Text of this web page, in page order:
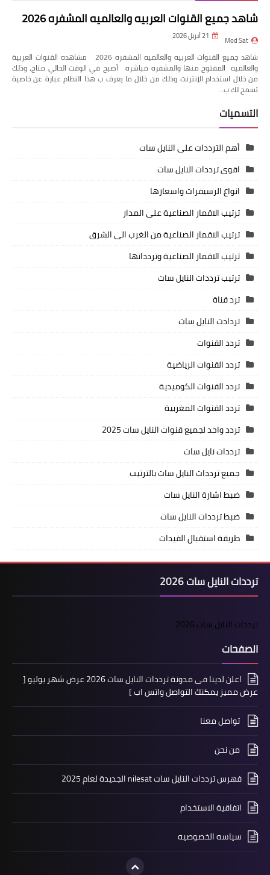
شاهد جميع القنوات العربيه والعالميه المشفره 2026
Mod Sat 21 أبريل 2026
شاهد جميع القنوات العربيه والعالميه المشفره 2026 مشاهده القنوات العربية
والعالميه المفتوح منها والمشفره مباشره أصبح في الوقت الحالي متاح، وذلك
من خلال استخدام الإنترنت وذلك من خلال ما يعرف ب هذا النظام عبارة عن خاصية
تسمح لك ب…
التسميات
أهم الترددات على النايل سات
اقوى ترددات النايل سات
انواع الرسيفرات واسعارها
ترتيب الاقمار الصناعية على المدار
ترتيب الاقمار الصناعية من الغرب الى الشرق
ترتيب الاقمار الصناعية وتردداتها
ترتيب ترددات النايل سات
ترد قناة
تردادت النايل سات
تردد القنوات
تردد القنوات الرياضية
تردد القنوات الكوميدية
تردد القنوات المغربية
تردد واحد لجميع قنوات النايل سات 2025
ترددات نايل سات
جميع ترددات النايل سات بالترتيب
ضبط اشارة النايل سات
ضبط ترددات النايل سات
طريقة استقبال الفيدات
ترددات النايل سات 2026
ترددات النايل سات 2026
الصفحات
اعلن لدينا فى مدونة ترددات النايل سات 2026 عرض شهر يوليو [
عرض مميز يمكنك التواصل واتس اب ]
تواصل معنا
من نحن
فهرس ترددات النايل سات nilesat الجديدة لعام 2025
اتفاقية الاستخدام
سياسه الخصوصيه